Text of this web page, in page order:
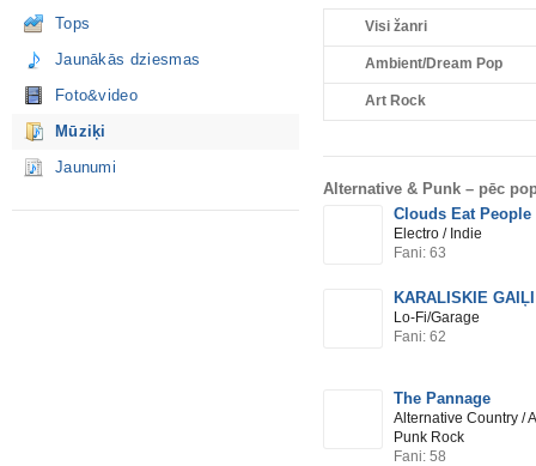
Tops
Jaunākās dziesmas
Foto&video
Mūziķi
Jaunumi
Visi žanri
Ambient/Dream Pop
Art Rock
Alternative & Punk – pēc
Clouds Eat People
Electro / Indie
Fani: 63
KARALISKIE GAIĻI
Lo-Fi/Garage
Fani: 62
The Pannage
Alternative Country /
Punk Rock
Fani: 58